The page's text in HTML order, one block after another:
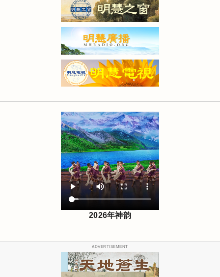
2026年神韵
ADVERTISEMENT